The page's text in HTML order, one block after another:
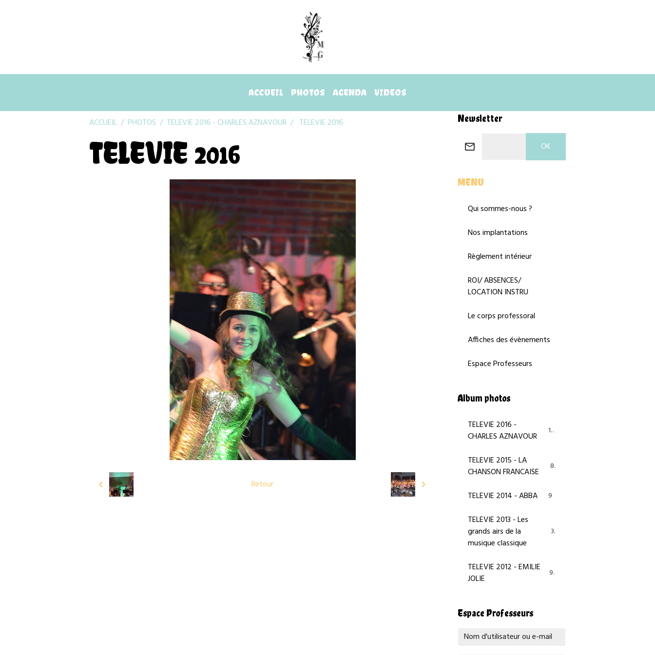
ACCUEIL PHOTOS AGENDA VIDEOS
ACCUEIL PHOTOS TELEVIE 2016 - CHARLES AZNAVOUR TELEVIE 2016
TELEVIE 2016
Retour
Newsletter
OK
MENU
Qui sommes-nous ?
Nos implantations
Règlement intérieur
ROI/ ABSENCES/
LOCATION INSTRU
Le corps professoral
Affiches des évènements
Espace Professeurs
Album photos
TELEVIE 2016 -
CHARLES AZNAVOUR
14
TELEVIE 2015 - LA
CHANSON FRANCAISE
8
TELEVIE 2014 - ABBA 9
TELEVIE 2013 - Les
grands airs de la
musique classique
3
TELEVIE 2012 - EMILIE
JOLIE
9
Espace Professeurs